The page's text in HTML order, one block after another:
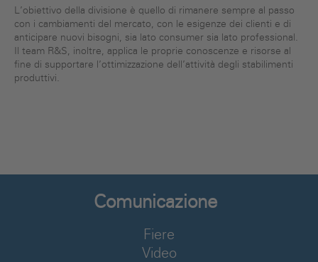
L’obiettivo della divisione è quello di rimanere sempre al passo
con i cambiamenti del mercato, con le esigenze dei clienti e di
anticipare nuovi bisogni, sia lato consumer sia lato professional.
Il team R&S, inoltre, applica le proprie conoscenze e risorse al
fine di supportare l’ottimizzazione dell’attività degli stabilimenti
produttivi.
Comunicazione
Fiere
Video